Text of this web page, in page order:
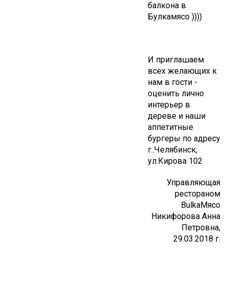
балкона в
Булкамясо ))))
И приглашаем
всех желающих к
нам в гости -
оценить лично
интерьер в
дереве и наши
аппетитные
бургеры по адресу
г..Челябинск,
ул.Кирова 102
Управляющая
рестораном
BulkaМясо
Никифорова Анна
Петровна,
29.03.2018 г.